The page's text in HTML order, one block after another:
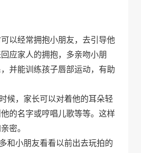
以经常拥抱小朋友，去引导他
应家人的拥抱，多亲吻小朋
并能训练孩子唇部运动，有助
候，家长可以对着他的耳朵轻
的名字或哼唱儿歌等等。这样
密。
和小朋友看看以前出去玩拍的